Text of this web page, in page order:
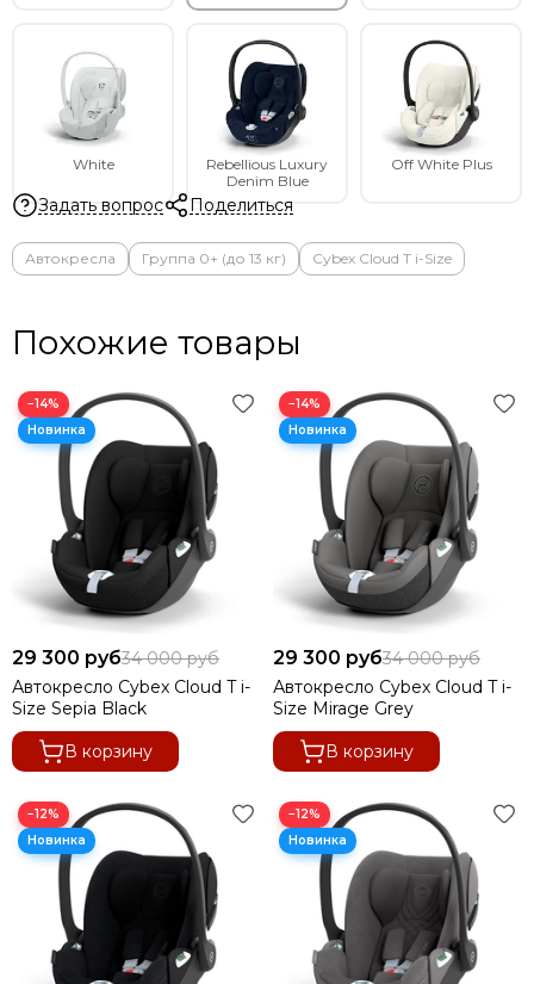
White
Rebellious Luxury
Denim Blue
Off White Plus
Задать вопрос Поделиться
Автокресла Группа 0+ (до 13 кг) Cybex Cloud T i-Size
Похожие товары
−14%
29 300 руб34 000 руб
Автокресло Cybex Cloud T i-
Size Sepia Black
В корзину
−14%
29 300 руб34 000 руб
Автокресло Cybex Cloud T i-
Size Mirage Grey
В корзину
−12% −12%